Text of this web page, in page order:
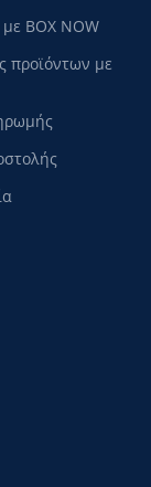
να υπάρχει
να
στις
BOX NOW
προϊόντων με